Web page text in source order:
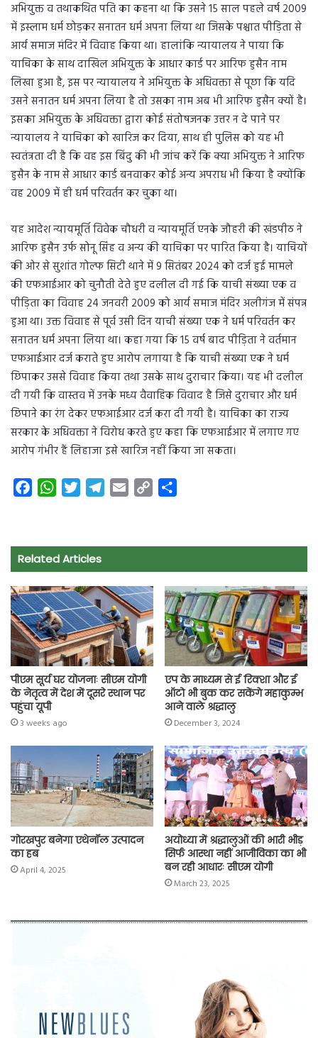
अभियुक्त व तथाकथित पति का कहना था कि उसने 15 साल पहले वर्ष 2009
में इस्लाम धर्म छोड़कर सनातन धर्म अपना लिया था जिसके पश्चात पीड़िता से
आर्य समाज मंदिर में विवाह किया था। हालांकि न्यायालय ने पाया कि
याचिका के साथ दाखिल अभियुक्त के आधार कार्ड पर आरिफ हुसैन नाम
लिखा हुआ है, इस पर न्यायालय ने अभियुक्त के अधिवक्ता से पूछा कि यदि
उसने सनातन धर्म अपना लिया है तो उसका नाम अब भी आरिफ हुसैन क्यों है।
इसका अभियुक्त के अधिवक्ता द्वारा कोई संतोषजनक उत्तर न दे पाने पर
न्यायालय ने याचिका को खारिज कर दिया, साथ ही पुलिस को यह भी
स्वतंत्रता दी है कि वह इस बिंदु की भी जांच करें कि क्या अभियुक्त ने आरिफ
हुसैन के नाम से आधार कार्ड बनवाकर कोई अन्य अपराध भी किया है क्योंकि
वह 2009 में ही धर्म परिवर्तन कर चुका था।
यह आदेश न्यायमूर्ति विवेक चौधरी व न्यायमूर्ति एनके जौहरी की खंडपीठ ने
आरिफ हुसैन उर्फ सोनू सिंह व अन्य की याचिका पर पारित किया है। याचियों
की ओर से सुशांत गोल्फ सिटी थाने में 9 सितंबर 2024 को दर्ज हुई मामले
की एफआईआर को चुनौती देते हुए दलील दी गई कि याची संख्या एक व
पीड़िता का विवाह 24 जनवरी 2009 को आर्य समाज मंदिर अलीगंज में संपन्न
हुआ था। उक्त विवाह से पूर्व उसी दिन याची संख्या एक ने धर्म परिवर्तन कर
सनातन धर्म अपना लिया था। कहा गया कि 15 वर्ष बाद पीड़िता ने वर्तमान
एफआईआर दर्ज कराते हुए आरोप लगाया है कि याची संख्या एक ने धर्म
छिपाकर उससे विवाह किया तथा उसके साथ दुराचार किया। यह भी दलील
दी गयी कि वास्तव में उनके मध्य वैवाहिक विवाद है जिसे दुराचार और धर्म
छिपाने का रंग देकर एफआईआर दर्ज करा दी गयी है। याचिका का राज्य
सरकार के अधिवक्ता ने विरोध करते हुए कहा कि एफआईआर में लगाए गए
आरोप गंभीर हैं लिहाजा इसे खारिज नहीं किया जा सकता।
e
b
o
k
W
t
s
p
p
t
t
r
e
a
m
i
y
n
k
r
Related Articles
पीएम सूर्य घर योजनाः सीएम योगी
के नेतृत्व में देश में दूसरे स्थान पर
पहुंचा यूपी
3 weeks ago
एप के माध्यम से ई रिक्शा और ई
ऑटो भी बुक कर सकेंगे महाकुम्भ
आने वाले श्रद्धालु
December 3, 2024
गोरखपुर बनेगा एथेनॉल उत्पादन
का हब
April 4, 2025
अयोध्या में श्रद्धालुओं की भारी भीड़
सिर्फ आस्था नहीं आजीविका का भी
बन रही आधारः सीएम योगी
March 23, 2025